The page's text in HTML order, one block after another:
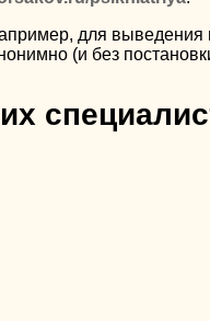
для
(и без